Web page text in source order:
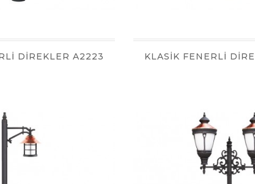
DİREKLER A2223 KLASİK FENERLİ